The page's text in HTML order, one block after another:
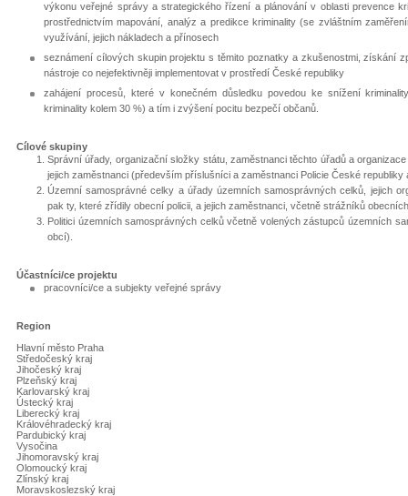
výkonu veřejné správy a strategického řízení a plánování v oblasti prevence
prostřednictvím mapování, analýz a predikce kriminality (se zvláštním
využívání, jejich nákladech a přínosech
seznámení cílových skupin projektu s těmito poznatky a zkušenostmi, získání
nástroje co nejefektivněji implementovat v prostředí České republiky
zahájení procesů, které v konečném důsledku povedou ke snížení
kriminality kolem 30 %) a tím i zvýšení pocitu bezpečí občanů.
Cílové skupiny
Správní úřady, organizační složky státu, zaměstnanci těchto úřadů a
jejich zaměstnanci (především příslušníci a zaměstnanci Policie České
Územní samosprávné celky a úřady územních samosprávných celků, jejich
pak ty, které zřídily obecní policii, a jejich zaměstnanci, včetně strážníků
Politici územních samosprávných celků včetně volených zástupců územních
obcí).
Účastníci/ce projektu
pracovníci/ce a subjekty veřejné správy
Region
Hlavní město Praha
Středočeský kraj
Jihočeský kraj
Plzeňský kraj
Karlovarský kraj
Ústecký kraj
Liberecký kraj
Královéhradecký kraj
Pardubický kraj
Vysočina
Jihomoravský kraj
Olomoucký kraj
Zlínský kraj
Moravskoslezský kraj